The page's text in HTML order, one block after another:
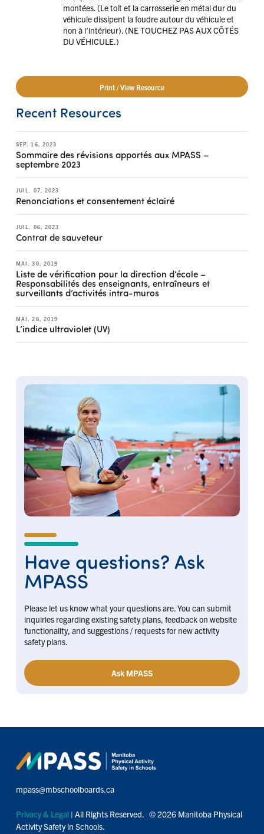
montées. (Le toit et la carrosserie en métal dur du
véhicule dissipent la foudre autour du véhicule et
non à l’intérieur). (NE TOUCHEZ PAS AUX CÔTÉS
DU VÉHICULE.)
Print / View Resource
Recent Resources
SEP. 16, 2023
Sommaire des révisions apportés aux MPASS –
septembre 2023
JUIL. 07, 2023
Renonciations et consentement éclairé
JUIL. 06, 2023
Contrat de sauveteur
MAI. 30, 2019
Liste de vérification pour la direction d’école –
Responsabilités des enseignants, entraîneurs et
surveillants d’activités intra-muros
MAI. 28, 2019
L’indice ultraviolet (UV)
Have questions? Ask
MPASS
Please let us know what your questions are. You can submit
inquiries regarding existing safety plans, feedback on website
functionality, and suggestions / requests for new activity
safety plans.
Ask MPASS
mpass@mbschoolboards.ca
Privacy & Legal| All Rights Reserved. © 2026 Manitoba Physical
Activity Safety in Schools.